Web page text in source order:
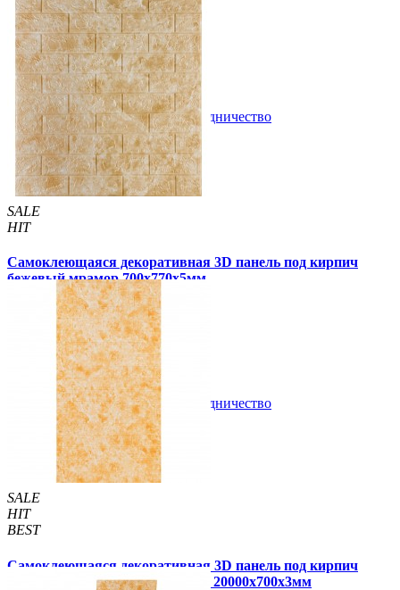
95 грн. /шт 160 грн./шт
1 отзывов
Купить В закладки Сотрудничество
SALE
HIT
Самоклеющаяся декоративная 3D панель под кирпич
бежевый мрамор 700x770x5мм
/шт 170 грн./шт
1 отзывов
Купить В закладки Сотрудничество
SALE
HIT
BEST
Самоклеющаяся декоративная 3D панель под кирпич
бежевый мрамор в рулоне 20 м 20000x700x3мм